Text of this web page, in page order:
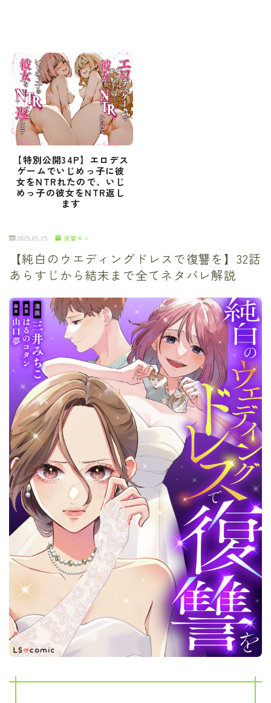
【特別公開34P】エロデス
ゲームでいじめっ子に彼
女をNTRれたので、いじ
めっ子の彼女をNTR返し
ます
2025.05.25 復讐モノ
【純白のウエディングドレスで復讐を】32話
あらすじから結末まで全てネタバレ解説